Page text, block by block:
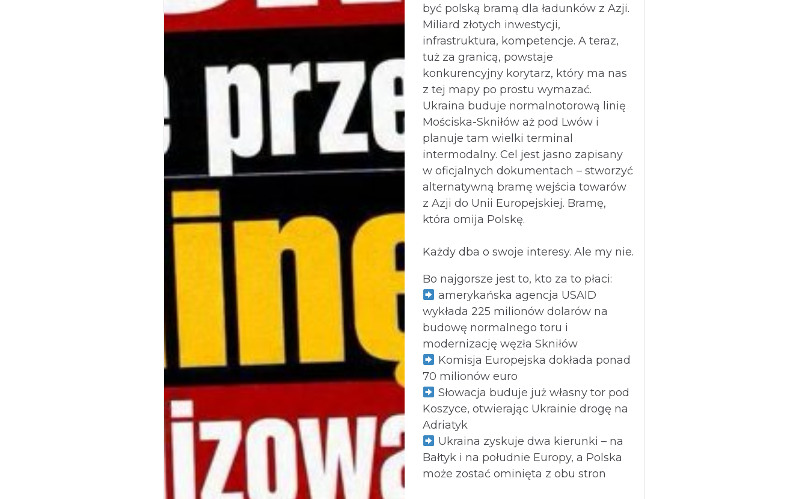
być polską bramą dla ładunków z Azji.
Miliard złotych inwestycji,
infrastruktura, kompetencje. A teraz,
tuż za granicą, powstaje
konkurencyjny korytarz, który ma nas
z tej mapy po prostu wymazać.
Ukraina buduje normalnotorową linię
Mościska-Skniłów aż pod Lwów i
planuje tam wielki terminal
intermodalny. Cel jest jasno zapisany
w oficjalnych dokumentach – stworzyć
alternatywną bramę wejścia towarów
z Azji do Unii Europejskiej. Bramę,
która omija Polskę.
Każdy dba o swoje interesy. Ale my nie.
Bo najgorsze jest to, kto za to płaci:
amerykańska agencja USAID
wykłada 225 milionów dolarów na
budowę normalnego toru i
modernizację węzła Skniłów
Komisja Europejska dokłada ponad
70 milionów euro
Słowacja buduje już własny tor pod
Koszyce, otwierając Ukrainie drogę na
Adriatyk
Ukraina zyskuje dwa kierunki – na
Bałtyk i na południe Europy, a Polska
może zostać ominięta z obu stron